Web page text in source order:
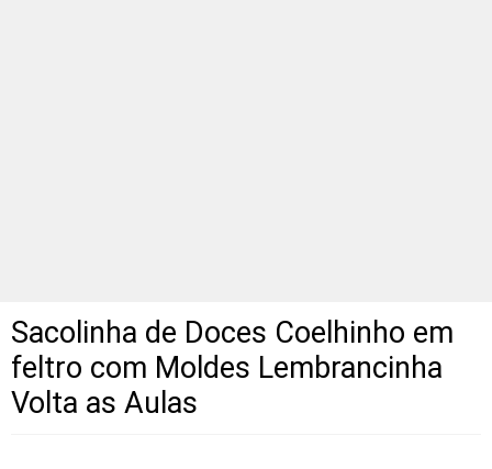
Sacolinha de Doces Coelhinho em
feltro com Moldes Lembrancinha
Volta as Aulas